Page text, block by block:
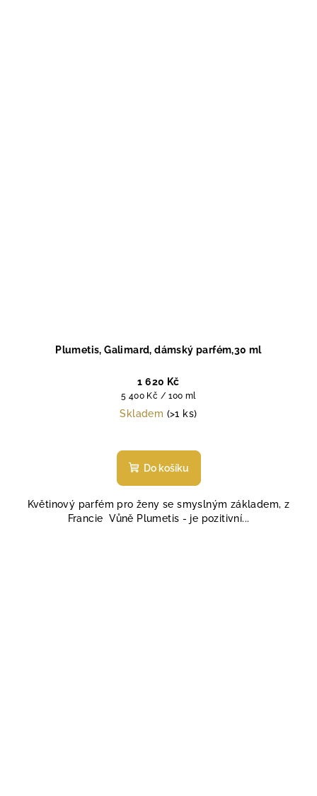
Plumetis, Galimard, dámský parfém,30 ml
1 620 Kč
Měrná
cena:
5 400 Kč / 100 ml
Skladem (>1 ks)
hodnocení
produktu
z
5
Do košíku
Květinový parfém pro ženy se smyslným základem, z
Francie Vůně Plumetis - je pozitivní...